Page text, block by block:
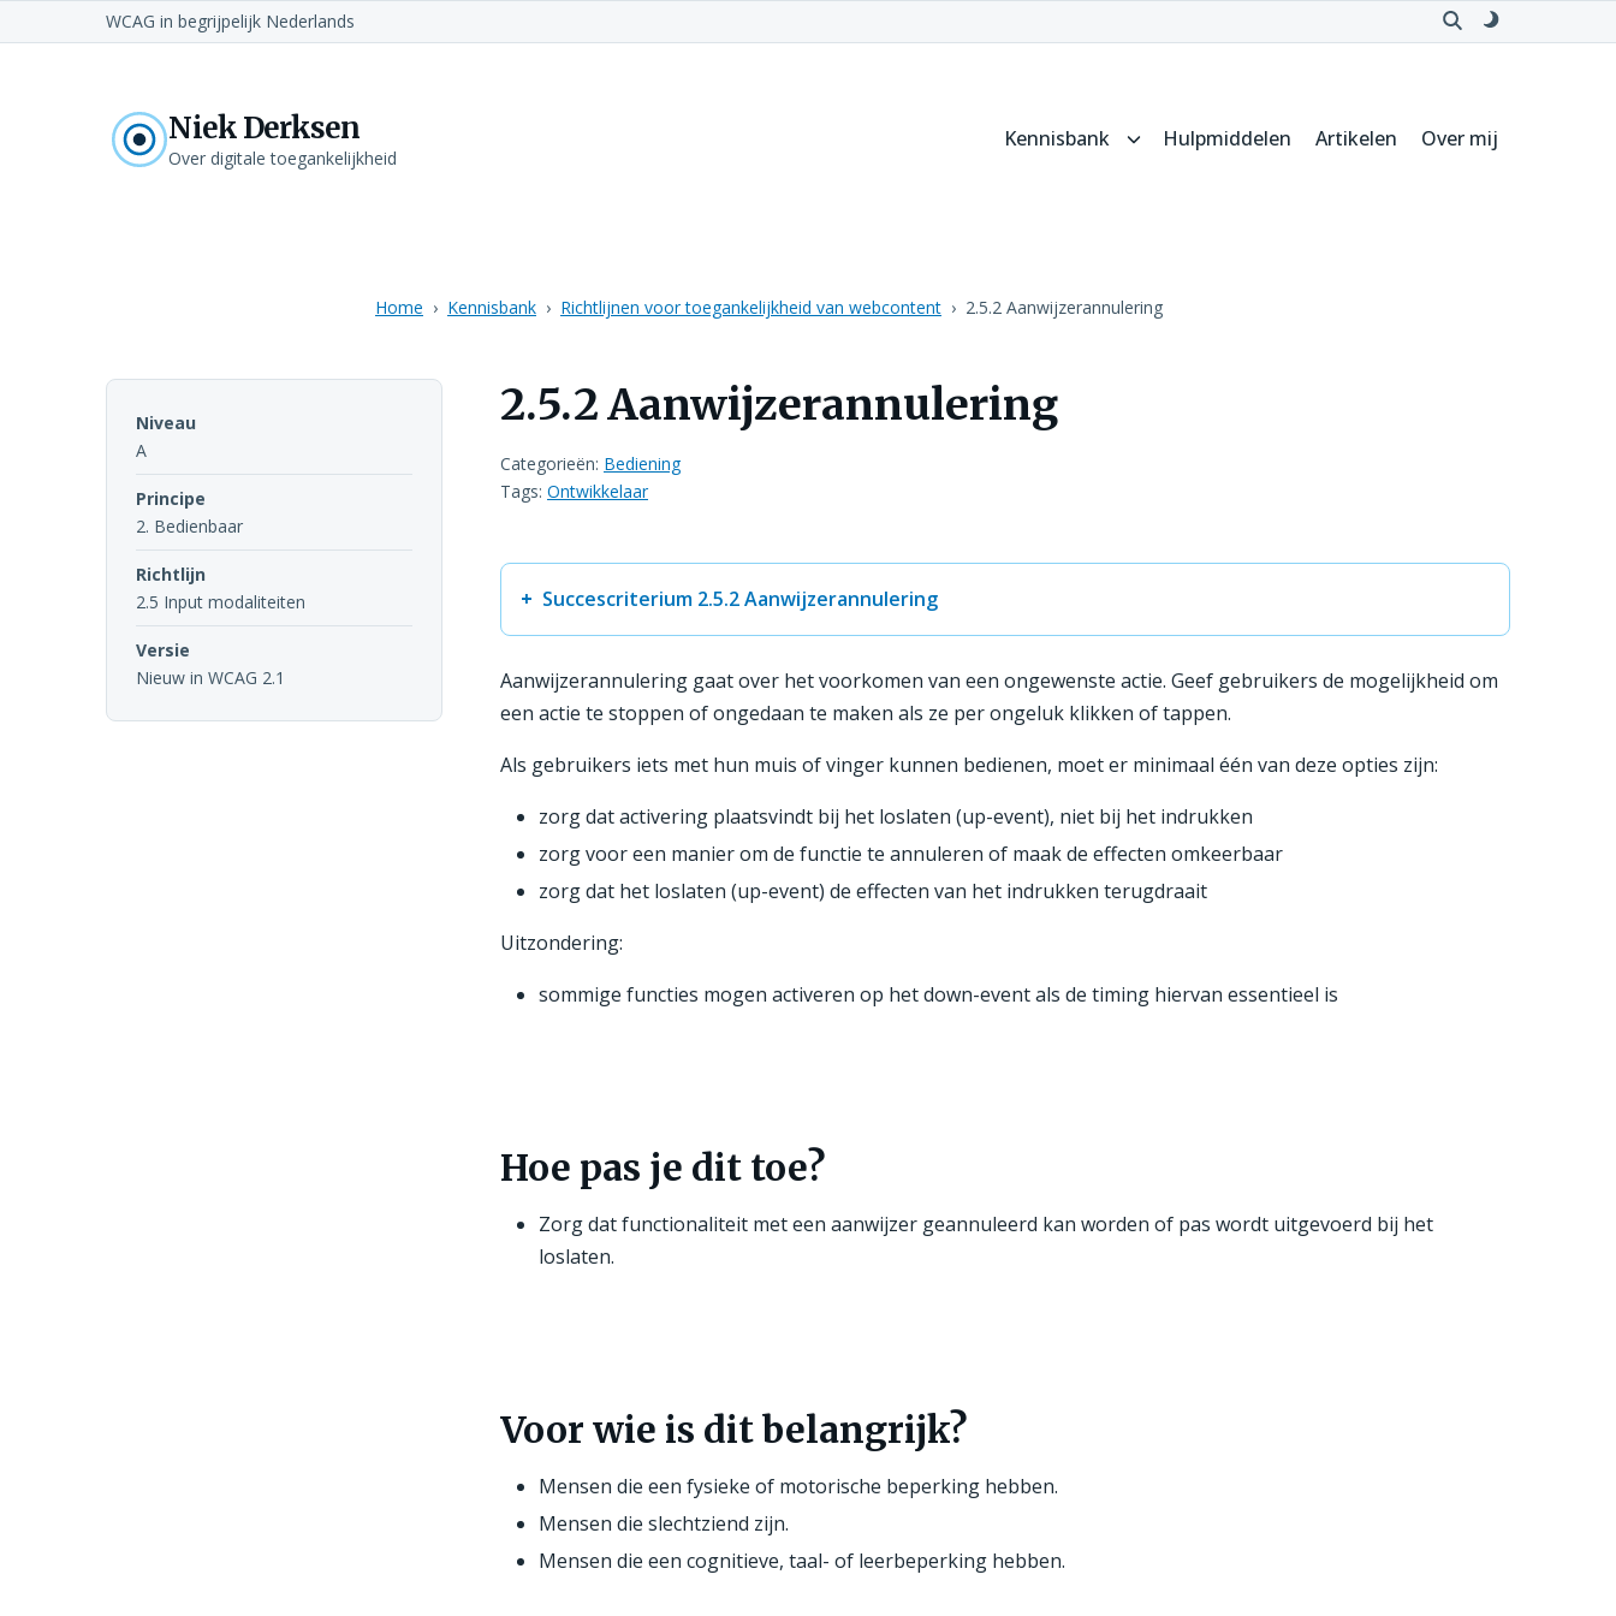
WCAG in begrijpelijk Nederlands
Open
Schakel
thema
Niek Derksen
Over digitale toegankelijkheid
Kennisbank
Submenu
Hulpmiddelen Artikelen Over mij
Home Kennisbank Richtlijnen voor toegankelijkheid van webcontent 2.5.2 Aanwijzerannulering
2.5.2 Aanwijzerannulering
Categorieën: Bediening
Tags: Ontwikkelaar
Niveau
A
Principe
2. Bedienbaar
Richtlijn
2.5 Input modaliteiten
Versie
Nieuw in WCAG 2.1
Succescriterium 2.5.2 Aanwijzerannulering
Aanwijzerannulering gaat over het voorkomen van een ongewenste actie. Geef gebruikers de mogelijkheid om
een actie te stoppen of ongedaan te maken als ze per ongeluk klikken of tappen.
Als gebruikers iets met hun muis of vinger kunnen bedienen, moet er minimaal één van deze opties zijn:
zorg dat activering plaatsvindt bij het loslaten (up-event), niet bij het indrukken
zorg voor een manier om de functie te annuleren of maak de effecten omkeerbaar
zorg dat het loslaten (up-event) de effecten van het indrukken terugdraait
Uitzondering:
sommige functies mogen activeren op het down-event als de timing hiervan essentieel is
Hoe pas je dit toe?
Zorg dat functionaliteit met een aanwijzer geannuleerd kan worden of pas wordt uitgevoerd bij het
loslaten.
Voor wie is dit belangrijk?
Mensen die een fysieke of motorische beperking hebben.
Mensen die slechtziend zijn.
Mensen die een cognitieve, taal- of leerbeperking hebben.